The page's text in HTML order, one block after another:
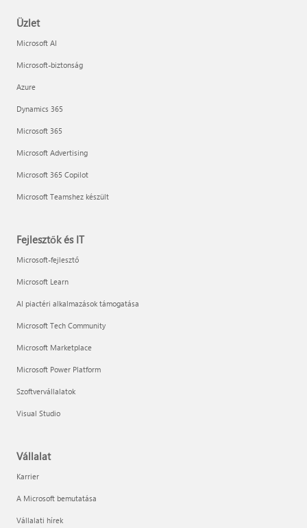
Üzlet
Microsoft AI
Microsoft-biztonság
Azure
Dynamics 365
Microsoft 365
Microsoft Advertising
Microsoft 365 Copilot
Microsoft Teamshez készült
Fejlesztők és IT
Microsoft-fejlesztő
Microsoft Learn
AI piactéri alkalmazások támogatása
Microsoft Tech Community
Microsoft Marketplace
Microsoft Power Platform
Szoftvervállalatok
Visual Studio
Vállalat
Karrier
A Microsoft bemutatása
Vállalati hírek